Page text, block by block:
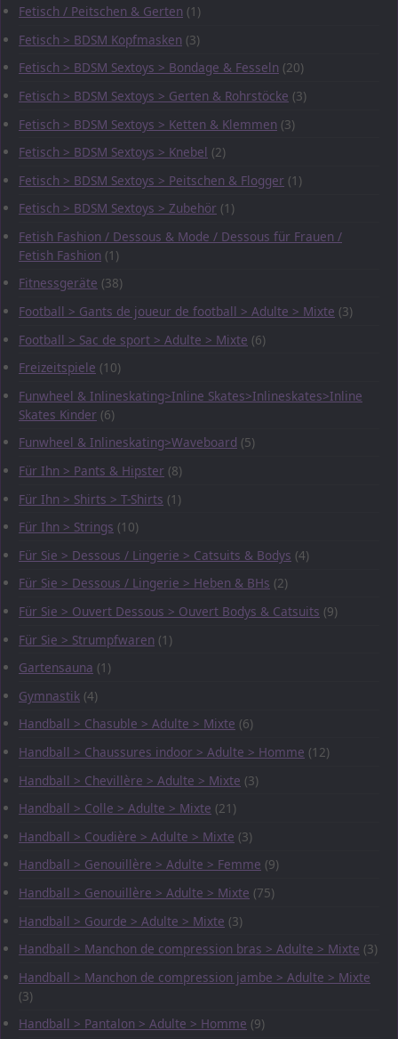
Fetisch / Peitschen & Gerten (1)
Fetisch > BDSM Kopfmasken (3)
Fetisch > BDSM Sextoys > Bondage & Fesseln (20)
Fetisch > BDSM Sextoys > Gerten & Rohrstöcke (3)
Fetisch > BDSM Sextoys > Ketten & Klemmen (3)
Fetisch > BDSM Sextoys > Knebel (2)
Fetisch > BDSM Sextoys > Peitschen & Flogger (1)
Fetisch > BDSM Sextoys > Zubehör (1)
Fetish Fashion / Dessous & Mode / Dessous für Frauen /
Fetish Fashion (1)
Fitnessgeräte (38)
Football > Gants de joueur de football > Adulte > Mixte (3)
Football > Sac de sport > Adulte > Mixte (6)
Freizeitspiele (10)
Funwheel & Inlineskating>Inline Skates>Inlineskates>Inline
Skates Kinder (6)
Funwheel & Inlineskating>Waveboard (5)
Für Ihn > Pants & Hipster (8)
Für Ihn > Shirts > T-Shirts (1)
Für Ihn > Strings (10)
Für Sie > Dessous / Lingerie > Catsuits & Bodys (4)
Für Sie > Dessous / Lingerie > Heben & BHs (2)
Für Sie > Ouvert Dessous > Ouvert Bodys & Catsuits (9)
Für Sie > Strumpfwaren (1)
Gartensauna (1)
Gymnastik (4)
Handball > Chasuble > Adulte > Mixte (6)
Handball > Chaussures indoor > Adulte > Homme (12)
Handball > Chevillère > Adulte > Mixte (3)
Handball > Colle > Adulte > Mixte (21)
Handball > Coudière > Adulte > Mixte (3)
Handball > Genouillère > Adulte > Femme (9)
Handball > Genouillère > Adulte > Mixte (75)
Handball > Gourde > Adulte > Mixte (3)
Handball > Manchon de compression bras > Adulte > Mixte (3)
Handball > Manchon de compression jambe > Adulte > Mixte
(3)
Handball > Pantalon > Adulte > Homme (9)